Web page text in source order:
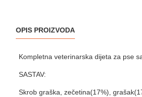
OPIS PROIZVODA
Kompletna veterinarska dijeta za pse
SASTAV:
Skrob graška, zečetina(17%),